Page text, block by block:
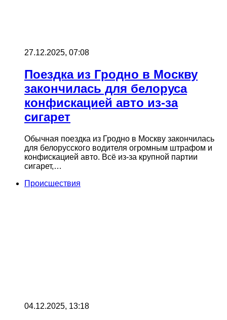
27.12.2025, 07:08
Поездка из Гродно в Москву
закончилась для белоруса
конфискацией авто из‑за
сигарет
Обычная поездка из Гродно в Москву закончилась
для белорусского водителя огромным штрафом и
конфискацией авто. Всё из-за крупной партии
сигарет,…
Происшествия
04.12.2025, 13:18